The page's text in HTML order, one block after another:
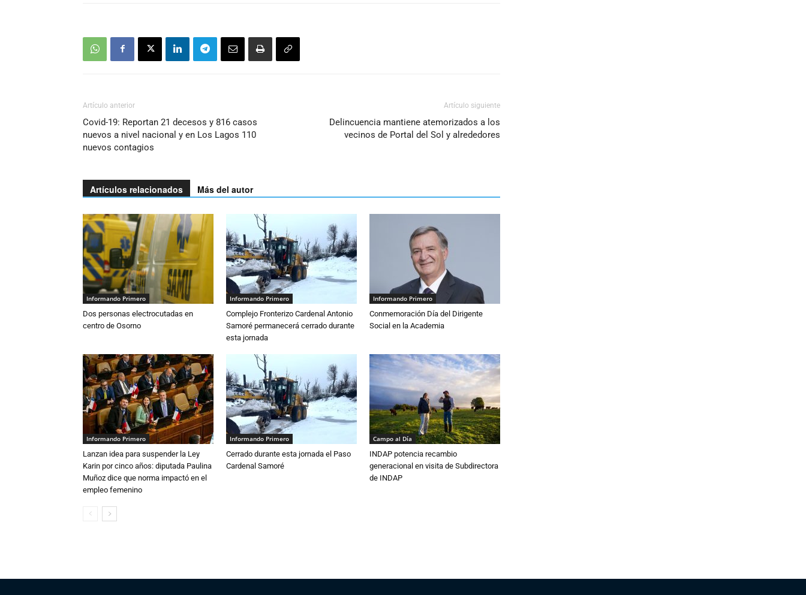
Artículo anterior
Covid-19: Reportan 21 decesos y 816 casos
nuevos a nivel nacional y en Los Lagos 110
nuevos contagios
Artículo siguiente
Delincuencia mantiene atemorizados a los
vecinos de Portal del Sol y alrededores
Artículos relacionados Más del autor
Informando Primero
Dos personas electrocutadas en
centro de Osorno
Informando Primero
Complejo Fronterizo Cardenal Antonio
Samoré permanecerá cerrado durante
esta jornada
Informando Primero
Conmemoración Día del Dirigente
Social en la Academia
Informando Primero
Lanzan idea para suspender la Ley
Karin por cinco años: diputada Paulina
Muñoz dice que norma impactó en el
empleo femenino
Informando Primero
Cerrado durante esta jornada el Paso
Cardenal Samoré
Campo al Día
INDAP potencia recambio
generacional en visita de Subdirectora
de INDAP